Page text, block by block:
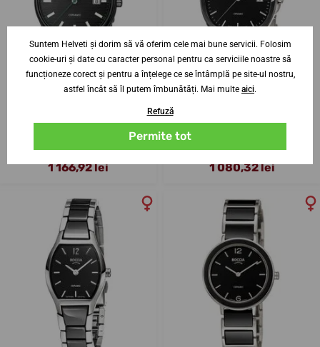
Boccia Titanuim Ceramic 3675-
01
Până în 2 zile 17. 8. la tine acasă
1 166,92 lei
Până în 2 zile 17. 8. la tine acasă
1 080,32 lei
Suntem Helveti și dorim să vă oferim cele mai bune servicii. Folosim
cookie-uri și date cu caracter personal pentru ca serviciile noastre să
funcționeze corect și pentru a înțelege ce se întâmplă pe site-ul nostru,
astfel încât să îl putem îmbunătăți. Mai multe aici.
Refuză
Permite tot